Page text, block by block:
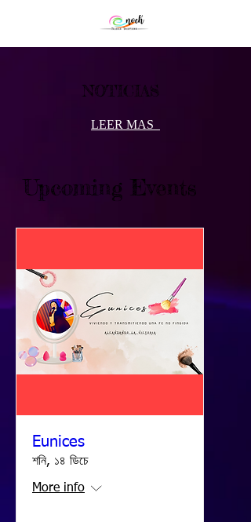
NOTICIAS
LEER MAS
Upcoming Events
Eunices
শনি, ১৪ ডিচে
More info